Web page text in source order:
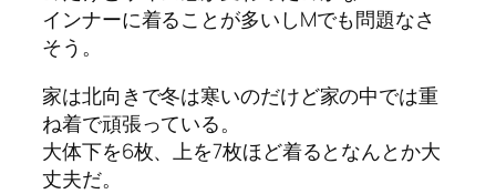
インナーに着ることが多いしMでも問題なさ
そう。
家は北向きで冬は寒いのだけど家の中では重
ね着で頑張っている。
大体下を6枚、上を7枚ほど着るとなんとか大
丈夫だ。